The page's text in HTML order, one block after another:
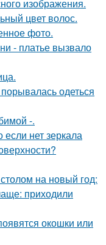
изображения.
цвет волос.
фото.
- платье вызвало
одеться
-.
нет зеркала
на новый год:
приходили
окошки или